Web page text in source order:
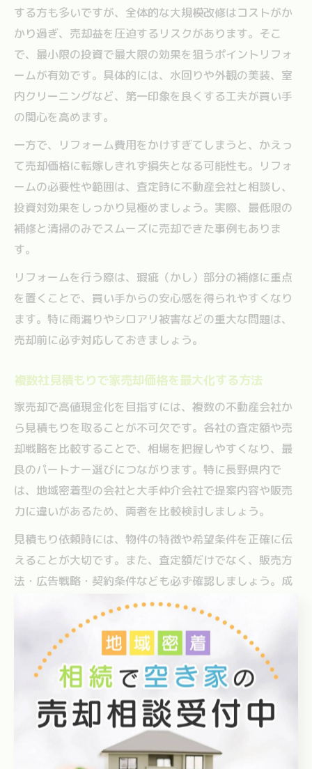
する方も多いですが、全体的な大規模改修はコストがか
かり過ぎ、売却益を圧迫するリスクがあります。そこ
で、最小限の投資で最大限の効果を狙うポイントリフォ
ームが有効です。具体的には、水回りや外観の美装、室
内クリーニングなど、第一印象を良くする工夫が買い手
の関心を高めます。
一方で、リフォーム費用をかけすぎてしまうと、かえっ
て売却価格に転嫁しきれず損失となる可能性も。リフォ
ームの必要性や範囲は、査定時に不動産会社と相談し、
投資対効果をしっかり見極めましょう。実際、最低限の
補修と清掃のみでスムーズに売却できた事例もありま
す。
リフォームを行う際は、瑕疵（かし）部分の補修に重点
を置くことで、買い手からの安心感を得られやすくなり
ます。特に雨漏りやシロアリ被害などの重大な問題は、
売却前に必ず対応しておきましょう。
複数社見積もりで家売却価格を最大化する方法
家売却で高値現金化を目指すには、複数の不動産会社か
ら見積もりを取ることが不可欠です。各社の査定額や売
却戦略を比較することで、相場を把握しやすくなり、最
良のパートナー選びにつながります。特に長野県内で
は、地域密着型の会社と大手仲介会社で提案内容や販売
力に違いがあるため、両者を比較検討しましょう。
見積もり依頼時には、物件の特徴や希望条件を正確に伝
えることが大切です。また、査定額だけでなく、販売方
法・広告戦略・契約条件なども必ず確認しましょう。成
功例として、複数社の査定内容をもとに交渉し、最終的
に当初より高い価格で売却できたケースもあります。
注意点として、査定額が極端に高い会社は後から価格を
下げる場合もあるため、根拠となる資料や売却実績の有
無をチェックしましょう。見積もりを比較することで、
納得感のある家売却が実現しやすくなります。
家売却に役立つ最新市場動向のチェック術